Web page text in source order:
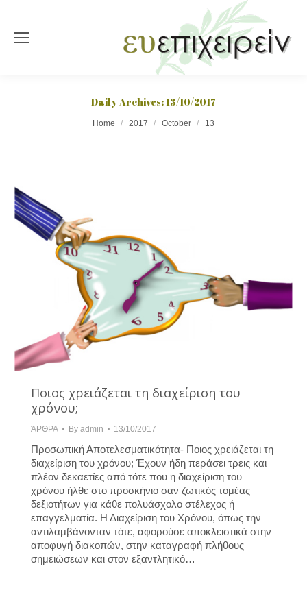
Daily Archives:13/10/2017
Home 2017 October 13
Ποιος χρειάζεται τη διαχείριση του
χρόνου;
ΆΡΘΡΑ By admin 13/10/2017
Προσωπική Αποτελεσματικότητα- Ποιος χρειάζεται τη
διαχείριση του χρόνου; Έχουν ήδη περάσει τρεις και
πλέον δεκαετίες από τότε που η διαχείριση του
χρόνου ήλθε στο προσκήνιο σαν ζωτικός τομέας
δεξιοτήτων για κάθε πολυάσχολο στέλεχος ή
επαγγελματία. Η Διαχείριση του Χρόνου, όπως την
αντιλαμβάνονταν τότε, αφορούσε αποκλειστικά στην
αποφυγή διακοπών, στην καταγραφή πλήθους
σημειώσεων και στον εξαντλητικό…